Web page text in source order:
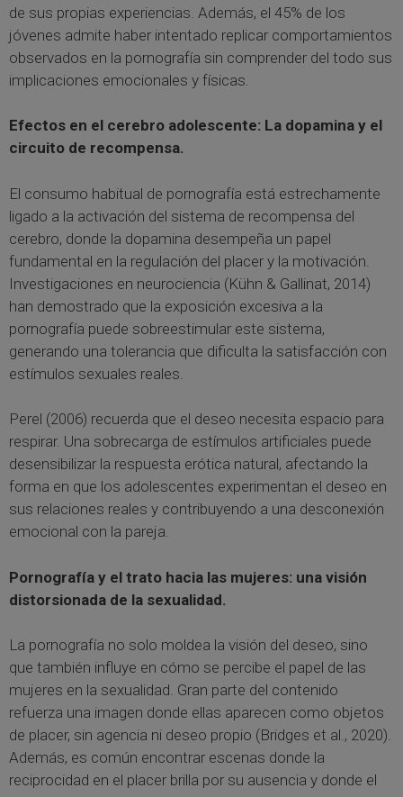
de sus propias experiencias. Además, el 45% de los
jóvenes admite haber intentado replicar comportamientos
observados en la pornografía sin comprender del todo sus
implicaciones emocionales y físicas.
Efectos en el cerebro adolescente: La dopamina y el
circuito de recompensa.
El consumo habitual de pornografía está estrechamente
ligado a la activación del sistema de recompensa del
cerebro, donde la dopamina desempeña un papel
fundamental en la regulación del placer y la motivación.
Investigaciones en neurociencia (Kühn & Gallinat, 2014)
han demostrado que la exposición excesiva a la
pornografía puede sobreestimular este sistema,
generando una tolerancia que dificulta la satisfacción con
estímulos sexuales reales.
Perel (2006) recuerda que el deseo necesita espacio para
respirar. Una sobrecarga de estímulos artificiales puede
desensibilizar la respuesta erótica natural, afectando la
forma en que los adolescentes experimentan el deseo en
sus relaciones reales y contribuyendo a una desconexión
emocional con la pareja.
Pornografía y el trato hacia las mujeres: una visión
distorsionada de la sexualidad.
La pornografía no solo moldea la visión del deseo, sino
que también influye en cómo se percibe el papel de las
mujeres en la sexualidad. Gran parte del contenido
refuerza una imagen donde ellas aparecen como objetos
de placer, sin agencia ni deseo propio (Bridges et al., 2020).
Además, es común encontrar escenas donde la
reciprocidad en el placer brilla por su ausencia y donde el